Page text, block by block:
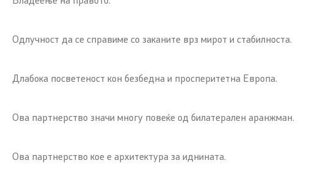
Одлучност да се справиме со заканите врз мирот и стабилноста.
Длабока посветеност кон безбедна и просперитетна Европа.
Ова партнерство значи многу повеќе од билатерален аранжман.
Ова партнерство кое е архитектура за иднината.